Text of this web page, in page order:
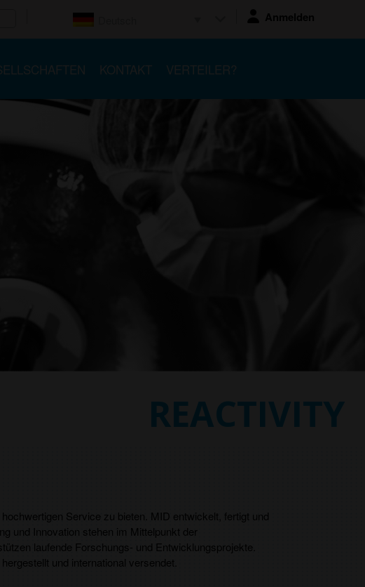
Anmelden
KONTAKT VERTEILER?
Service zu bieten. MID entwickelt, fertigt und
und Innovation stehen im Mittelpunkt der
laufende Forschungs- und Entwicklungsprojekte.
und international versendet.